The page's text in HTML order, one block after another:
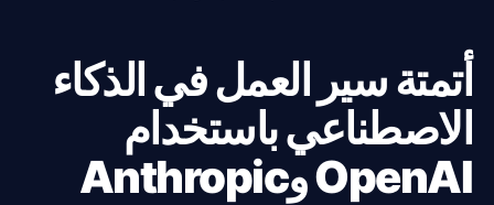
أتمتة سير العمل في الذكاء
الاصطناعي باستخدام
OpenAI وAnthropic